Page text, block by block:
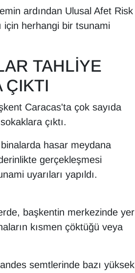
ardından Ulusal Afet Risk
için herhangi bir tsunami
TAHLİYE
ÇIKTI
Caracas'ta çok sayıda
çıktı.
hasar meydana
gerçekleşmesi
uyarıları yapıldı.
başkentin merkezinde yer
kısmen çöktüğü veya
semtlerinde bazı yüksek